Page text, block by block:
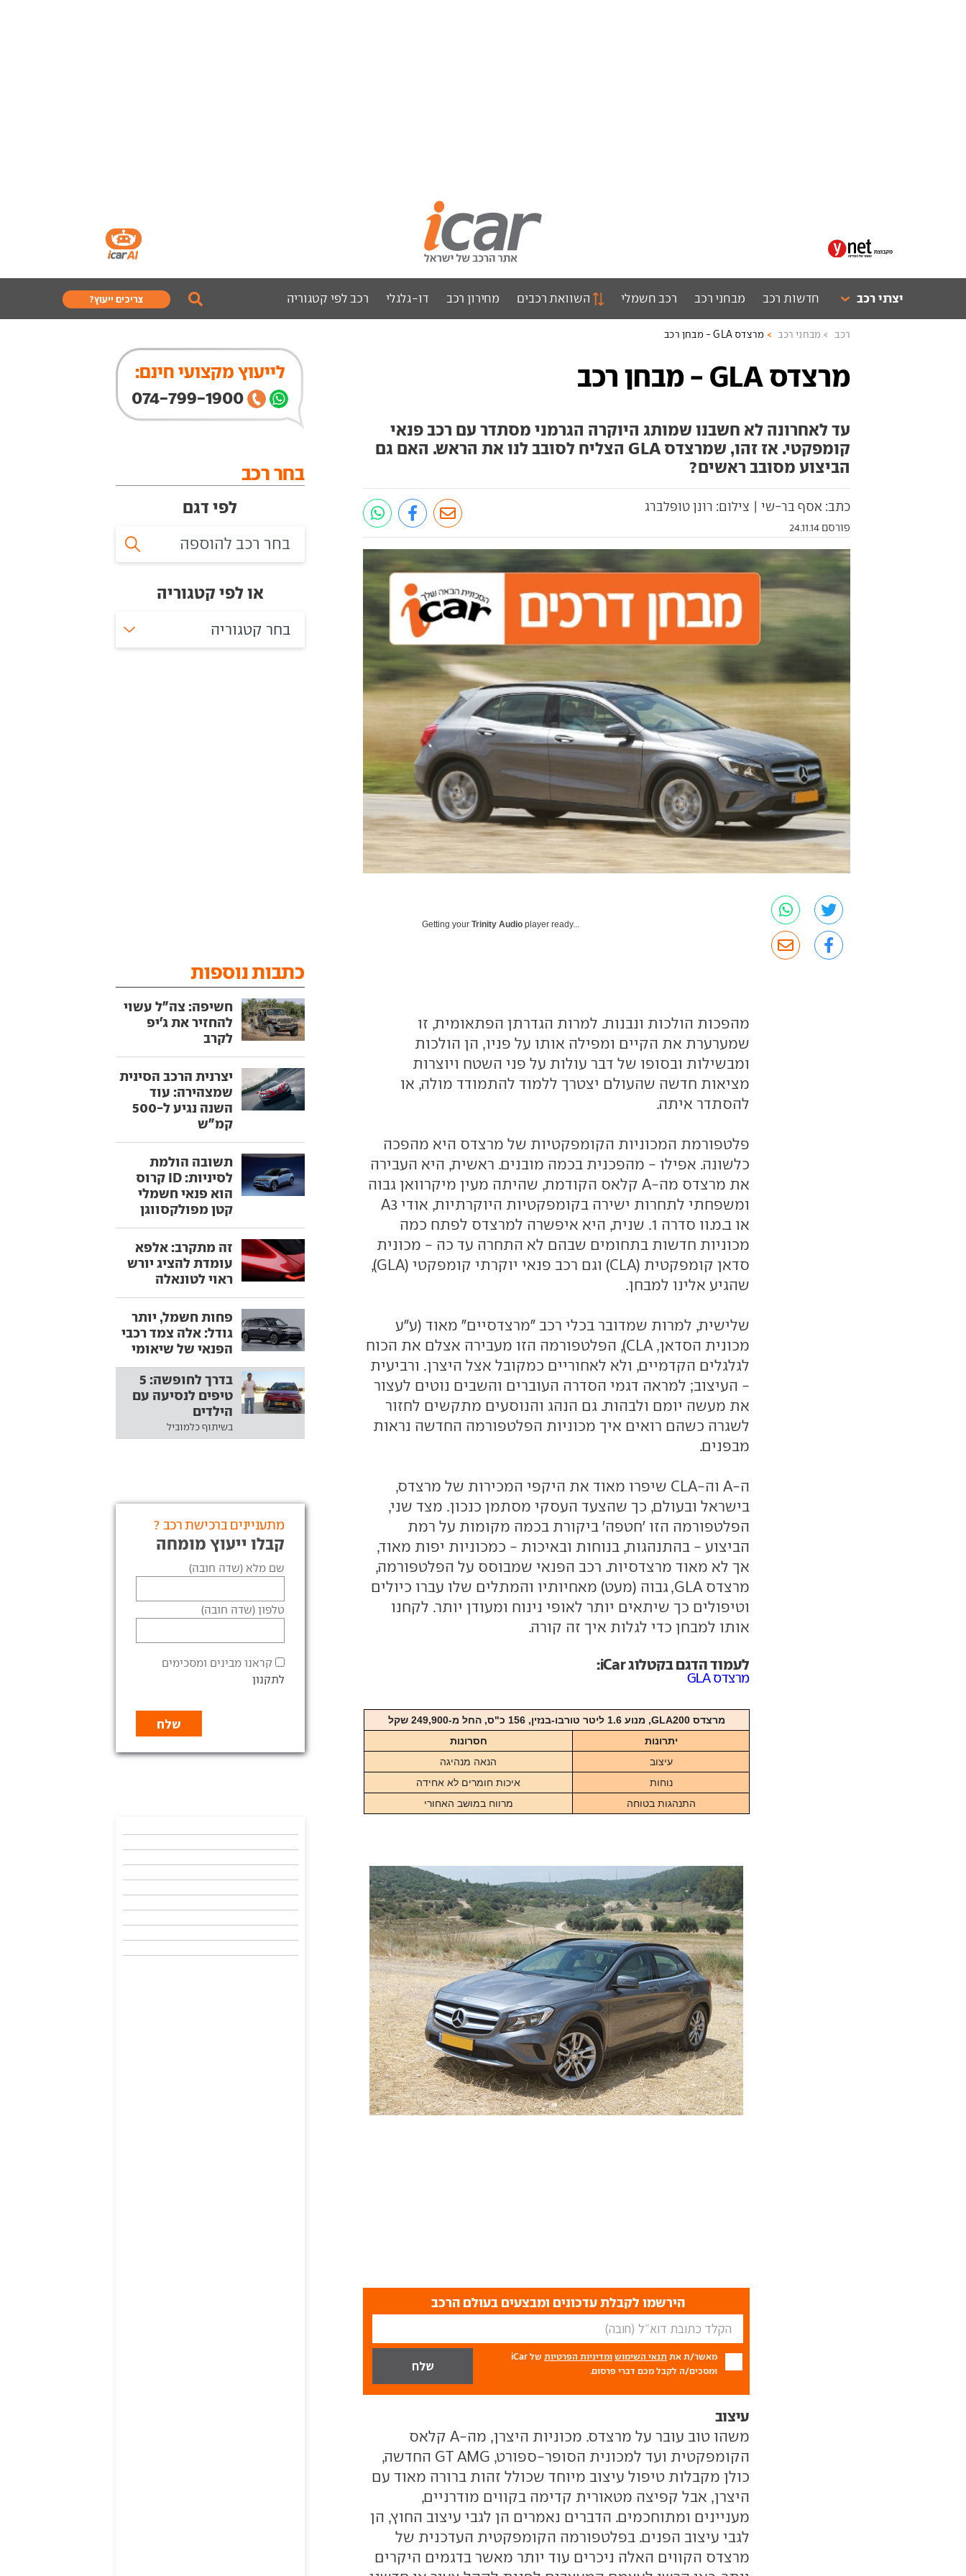
יצרני רכב חדשות רכב מבחני רכב רכב חשמלי השוואת רכבים מחירון רכב דו-גלגלי רכב לפי קטגוריה צריכים ייעוץ?
רכב מבחני רכב מרצדס GLA - מבחן רכב
מרצדס GLA - מבחן רכב
עד לאחרונה לא חשבנו שמותג היוקרה הגרמני מסתדר עם רכב פנאי
קומפקטי. אז זהו, שמרצדס GLA הצליח לסובב לנו את הראש. האם גם
הביצוע מסובב ראשים?
כתב: אסף בר-שי | צילום: רונן טופלברג
פורסם 24.11.14
Getting yourTrinity Audio player ready...
מהפכות הולכות ונבנות. למרות הגדרתן הפתאומית, זו
שמערערת את הקיים ומפילה אותו על פניו, הן הולכות
ומבשילות ובסופו של דבר עולות על פני השטח ויוצרות
מציאות חדשה שהעולם יצטרך ללמוד להתמודד מולה, או
להסתדר איתה.
פלטפורמת המכוניות הקומפקטיות של מרצדס היא מהפכה
כלשונה. אפילו - מהפכנית בכמה מובנים. ראשית, היא העבירה
את מרצדס מה-A קלאס הקודמת, שהיתה מעין מיקרוואן גבוה
ומשפחתי לתחרות ישירה בקומפקטיות היוקרתיות, אודי A3
או ב.מ.וו סדרה 1. שנית, היא איפשרה למרצדס לפתח כמה
מכוניות חדשות בתחומים שבהם לא התחרה עד כה - מכונית
סדאן קומפקטית (CLA) וגם רכב פנאי יוקרתי קומפקטי (GLA),
שהגיע אלינו למבחן.
שלישית, למרות שמדובר בכלי רכב "מרצדסיים" מאוד (ע"ע
מכונית הסדאן, CLA), הפלטפורמה הזו מעבירה אצלם את הכוח
לגלגלים הקדמיים, ולא לאחוריים כמקובל אצל היצרן. ורביעית
- העיצוב; למראה דגמי הסדרה העוברים והשבים נוטים לעצור
את מעשה יומם ולבהות. גם הנהג והנוסעים מתקשים לחזור
לשגרה כשהם רואים איך מכוניות הפלטפורמה החדשה נראות
מבפנים.
ה-A וה-CLA שיפרו מאוד את היקפי המכירות של מרצדס,
בישראל ובעולם, כך שהצעד העסקי מסתמן כנכון. מצד שני,
הפלטפורמה הזו 'חטפה' ביקורת בכמה מקומות על רמת
הביצוע - בהתנהגות, בנוחות ובאיכות - כמכוניות יפות מאוד,
אך לא מאוד מרצדסיות. רכב הפנאי שמבוסס על הפלטפורמה,
מרצדס GLA, גבוה (מעט) מאחיותיו והמתלים שלו עברו כיולים
וטיפולים כך שיתאים יותר לאופי נינוח ומעודן יותר. לקחנו
אותו למבחן כדי לגלות איך זה קורה.
לעמוד הדגם בקטלוג iCar:
מרצדס GLA
מרצדס GLA200, מנוע 1.6 ליטר טורבו-בנזין, 156 כ"ס, החל מ-249,900 שקל
יתרונות
חסרונות
עיצוב
הנאה מנהיגה
נוחות
איכות חומרים לא אחידה
התנהגות בטוחה
מרווח במושב האחורי
הירשמו לקבלת עדכונים ומבצעים בעולם הרכב
מאשר/ת את תנאי השימוש ומדיניות הפרטיות
של iCar
ומסכים/ה לקבל מכם דברי פרסום.
עיצוב
משהו טוב עובר על מרצדס. מכוניות היצרן, מה-A קלאס
הקומפקטית ועד למכונית הסופר-ספורט, GT AMG החדשה,
כולן מקבלות טיפול עיצוב מיוחד שכולל זהות ברורה מאוד עם
היצרן, אבל קפיצה מטאורית קדימה בקווים מודרניים,
מעניינים ומתוחכמים. הדברים נאמרים הן לגבי עיצוב החוץ, הן
לגבי עיצוב הפנים. בפלטפורמה הקומפקטית העדכנית של
מרצדס הקווים האלה ניכרים עוד יותר מאשר בדגמים היקרים
לייעוץ מקצועי חינם:
074-799-1900
בחר רכב
לפי דגם
או לפי קטגוריה
בחר קטגוריה
כתבות נוספות
חשיפה: צה"ל עשוי
להחזיר את ג'יפ
לקרב
יצרנית הרכב הסינית
שמצהירה: עוד
השנה נגיע ל-500
קמ"ש
תשובה הולמת
לסיניות: ID קרוס
הוא פנאי חשמלי
קטן מפולקסווגן
זה מתקרב: אלפא
עומדת להציג יורש
ראוי לטונאלה
פחות חשמל, יותר
גודל: אלה צמד רכבי
הפנאי של שיאומי
בדרך לחופשה: 5
טיפים לנסיעה עם
הילדים
בשיתוף כלמוביל
מתעניינים ברכישת רכב ?
קבלו ייעוץ מומחה
שם מלא (שדה חובה)
טלפון (שדה חובה)
קראנו מבינים ומסכימים
לתקנון